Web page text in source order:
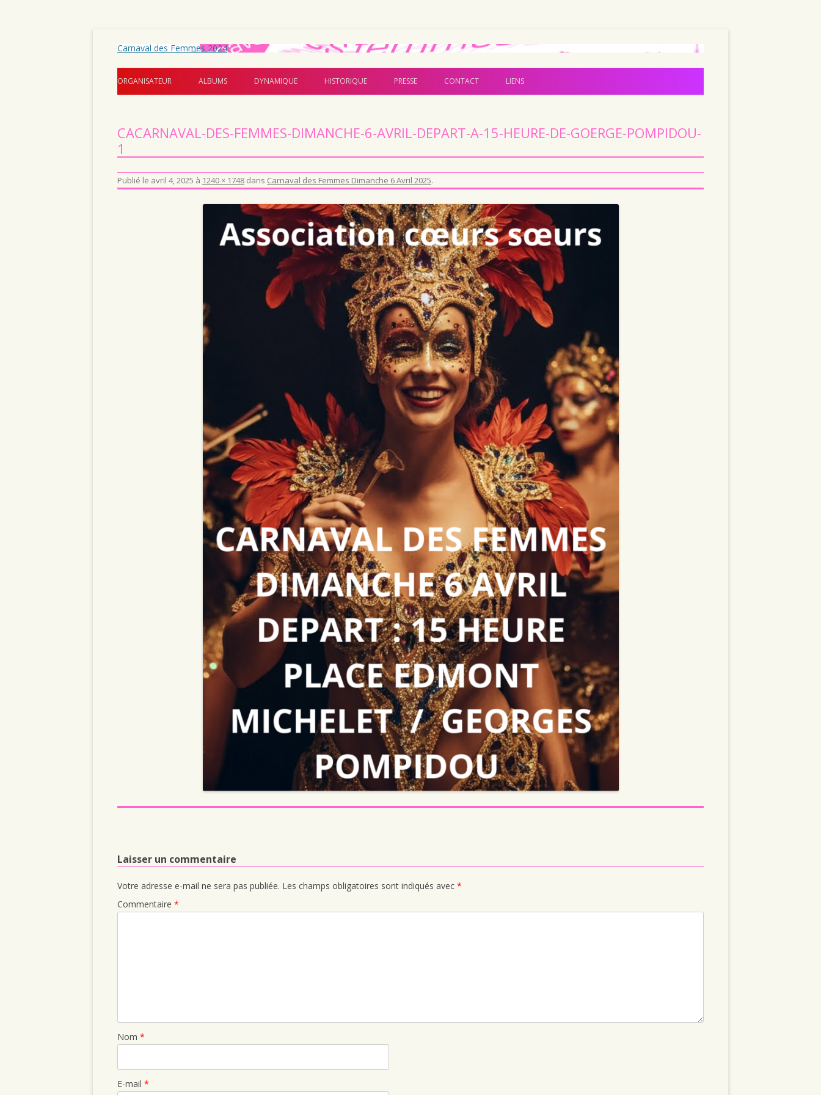
Carnaval des Femmes 2024
Aller au contenu principal
ORGANISATEUR ALBUMS DYNAMIQUE HISTORIQUE PRESSE CONTACT LIENS
CACARNAVAL-DES-FEMMES-DIMANCHE-6-AVRIL-DEPART-A-15-HEURE-DE-GOERGE-POMPIDOU-
1
Publié le avril 4, 2025 à 1240 × 1748 dans Carnaval des Femmes Dimanche 6 Avril 2025.
Laisser un commentaire
Votre adresse e-mail ne sera pas publiée. Les champs obligatoires sont indiqués avec *
Commentaire *
Nom *
E-mail *